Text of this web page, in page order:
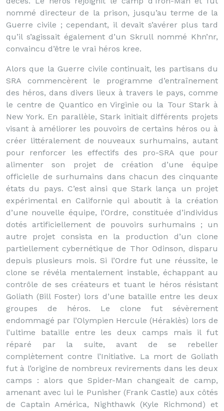
nommé directeur de la prison, jusqu’au terme de la
Guerre civile ; cependant, il devait s’avérer plus tard
qu’il s’agissait également d’un Skrull nommé Khn’nr,
convaincu d’être le vrai héros kree.
Alors que la Guerre civile continuait, les partisans du
SRA commencèrent le programme d’entraînement
des héros, dans divers lieux à travers le pays, comme
le centre de Quantico en Virginie ou la Tour Stark à
New York. En parallèle, Stark initiait différents projets
visant à améliorer les pouvoirs de certains héros ou à
créer littéralement de nouveaux surhumains, autant
pour renforcer les effectifs des pro-SRA que pour
alimenter son projet de création d’une équipe
officielle de surhumains dans chacun des cinquante
états du pays. C’est ainsi que Stark lança un projet
expérimental en Californie qui aboutit à la création
d’une nouvelle équipe, l’Ordre, constituée d’individus
dotés artificiellement de pouvoirs surhumains ; un
autre projet consista en la production d’un clone
partiellement cybernétique de Thor Odinson, disparu
depuis plusieurs mois. Si l’Ordre fut une réussite, le
clone se révéla mentalement instable, échappant au
contrôle de ses créateurs et tuant le héros résistant
Goliath (Bill Foster) lors d’une bataille entre les deux
groupes de héros. Le clone fut sévèrement
endommagé par l’Olympien Hercule (Héraklès) lors de
l’ultime bataille entre les deux camps mais il fut
réparé par la suite, avant de se rebeller
complètement contre l’Initiative. La mort de Goliath
fut à l’origine de nombreux revirements dans les deux
camps : alors que Spider-Man changeait de camp,
amenant avec lui le Punisher (Frank Castle) aux côtés
de Captain América, Nighthawk (Kyle Richmond) et